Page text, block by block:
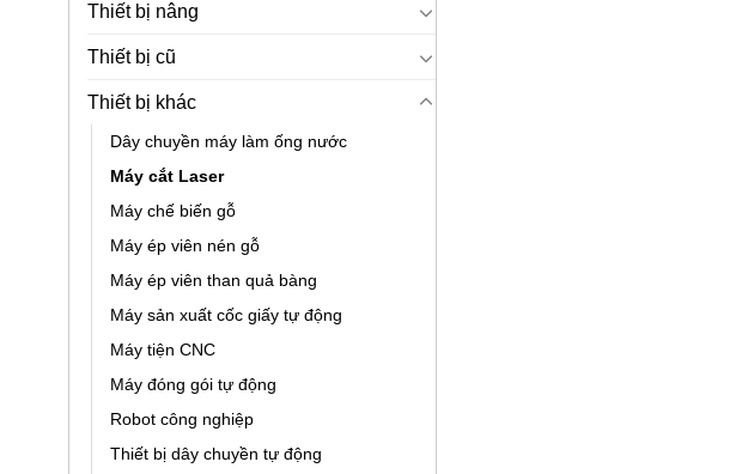
Thiết bị nâng
Thiết bị cũ
Thiết bị khác
Dây chuyền máy làm ống nước
Máy cắt Laser
Máy chế biến gỗ
Máy ép viên nén gỗ
Máy ép viên than quả bàng
Máy sản xuất cốc giấy tự động
Máy tiện CNC
Máy đóng gói tự động
Robot công nghiệp
Thiết bị dây chuyền tự động